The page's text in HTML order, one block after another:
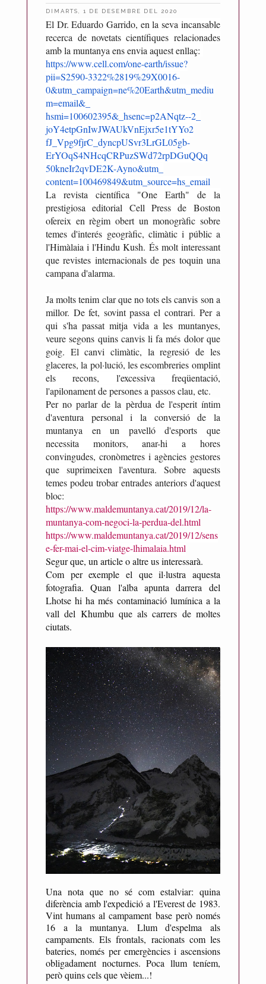
DIMARTS, 1 DE DESEMBRE DEL 2020
P
u
b
l
i
c
a
t
p
e
r
A
n
t
o
n
i
R
a
r
t
d
e
M
e
s
o
n
e
s
El Dr. Eduardo Garrido, en la seva incansable
recerca de novetats científiques relacionades
amb la muntanya ens envia aquest enllaç:
https://www.cell.com/one-earth/issue?
pii=S2590-3322%2819%29X0016-
0&utm_campaign=ne%20Earth&utm_mediu
m=email&_
hsmi=100602395&_hsenc=p2ANqtz--2_
joY4etpGnIwJWAUkVnEjxr5e1tYYo2
fJ_Vpg9fjrC_dyncpUSvr3LrGL05gb-
ErYOqS4NHcqCRPuzSWd72rpDGuQQq
50kneIr2qvDE2K-Ayno&utm_
content=100469849&utm_source=hs_email
La revista científica "One Earth" de la
prestigiosa editorial Cell Press de Boston
ofereix en règim obert un monogràfic sobre
temes d'interés geogràfic, climàtic i públic a
l'Himàlaia i l'Hindu Kush. És molt interessant
que revistes internacionals de pes toquin una
campana d'alarma.
Ja molts tenim clar que no tots els canvis son a
millor. De fet, sovint passa el contrari.Per a
qui s'ha passat mitja vida a les muntanyes,
veure segons quins canvis li fa més dolor que
goig. El canvi climàtic, la regresió de les
glaceres, la pol·lució, les escombreries omplint
els recons, l'excessiva freqüentació,
l'apilonament de persones a passos clau, etc.
Per no parlar de la pèrdua de l'esperit íntim
d'aventura personal i la conversió de la
muntanya en un pavelló d'esports que
necessita monitors, anar-hi a hores
convingudes, cronòmetres i agències gestores
que suprimeixen l'aventura. Sobre aquests
temes podeu trobar entrades anteriors d'aquest
bloc:
https://www.maldemuntanya.cat/2019/12/la-
muntanya-com-negoci-la-perdua-del.html
https://www.maldemuntanya.cat/2019/12/sens
e-fer-mai-el-cim-viatge-lhimalaia.html
Segur que, un article o altre us interessarà.
Com per exemple el que il·lustra aquesta
fotografia. Quan l'alba apunta darrera del
Lhotse hi ha més contaminació lumínica a la
vall del Khumbu que als carrers de moltes
ciutats.
Una nota que no sé com estalviar: quina
diferència amb l'expedició a l'Everest de 1983.
Vint humans al campament base però només
16 a la muntanya. Llum d'espelma als
campaments. Els frontals, racionats com les
bateries, només per emergències i ascensions
obligadament nocturnes. Poca llum teníem,
però quins cels que vèiem...!